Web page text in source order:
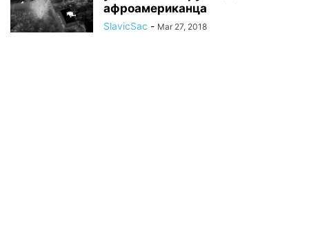
афроамериканца
SlavicSac - Mar 27, 2018